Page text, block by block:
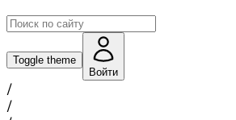
Toggle theme
Войти
/
/